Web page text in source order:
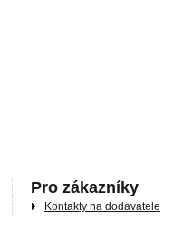
Pro zákazníky
Kontakty na dodavatele